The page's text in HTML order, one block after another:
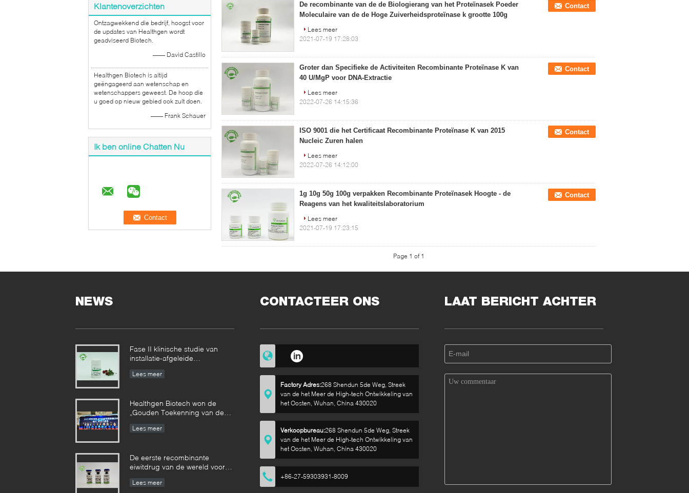
Klantenoverzichten
Ontzagwekkend die bedrijf, hoogst voor
de updates van Healthgen wordt
geadviseerd Biotech.
—— David Castillo
Healthgen Biotech is altijd
geëngageerd aan wetenschap en
wetenschappers geweest. De hoop die
u goed op nieuw gebied ook zult doen.
—— Frank Schauer
Ik ben online Chatten Nu
De recombinante van de de Biologierang van het Proteïnasek Poeder
Moleculaire van de de Hoge Zuiverheidsproteïnase k grootte 100g
Contact
Lees meer
2021-07-19 17:28:03
Groter dan Specifieke de Activiteiten Recombinante Proteïnase K van
40 U/MgP voor DNA-Extractie
Contact
Lees meer
2022-07-26 14:15:36
ISO 9001 die het Certificaat Recombinante Proteïnase K van 2015
Nucleic Zuren halen
Contact
Lees meer
2022-07-26 14:12:00
1g 10g 50g 100g verpakken Recombinante Proteïnasek Hoogte - de
Reagens van het kwaliteitslaboratorium
Contact
Lees meer
2021-07-19 17:23:15
Page 1 of 1
NEWS
Fase II klinische studie van
installatie-afgeleide
serumalbumine bereikte
Lees meer
Healthgen Biotech won de
„Gouden Toekenning van de
Octrooiconcurrentie van Hubei-
Lees meer
De eerste recombinante
eiwitdrug van de wereld voor
is goedgekeurd door de V.S.
Lees meer
CONTACTEER ONS
Factory Adres:268 Shendun 5de Weg, Streek
van de het Meer de High-tech Ontwikkeling van
het Oosten, Wuhan, China 430020
Verkoopbureau:268 Shendun 5de Weg, Streek
van de het Meer de High-tech Ontwikkeling van
het Oosten, Wuhan, China 430020
+86-27-59303931-8009
LAAT BERICHT ACHTER